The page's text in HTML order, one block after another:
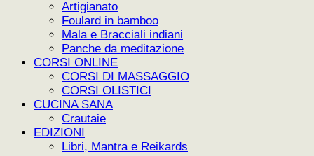
Artigianato
Foulard in bamboo
Mala e Bracciali indiani
Panche da meditazione
CORSI ONLINE
CORSI DI MASSAGGIO
CORSI OLISTICI
CUCINA SANA
Crautaie
EDIZIONI
Libri, Mantra e Reikards